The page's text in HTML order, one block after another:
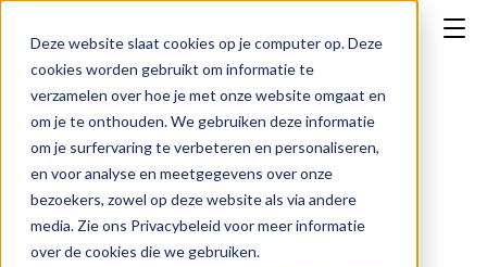
Deze website slaat cookies op je computer op. Deze
cookies worden gebruikt om informatie te
verzamelen over hoe je met onze website omgaat en
om je te onthouden. We gebruiken deze informatie
om je surfervaring te verbeteren en personaliseren,
en voor analyse en meetgegevens over onze
bezoekers, zowel op deze website als via andere
media. Zie ons Privacybeleid voor meer informatie
over de cookies die we gebruiken.
Wat is NAV?
← Terug naar FAQ